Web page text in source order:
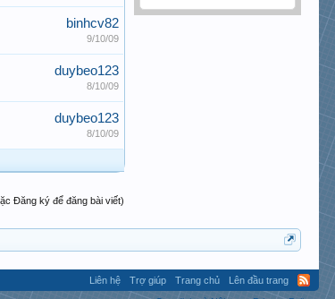
binhcv82
9/10/09
duybeo123
8/10/09
duybeo123
8/10/09
Đăng ký để đăng bài viết)
Liên hệ Trợ giúp Trang chủ
Lên đầu trang